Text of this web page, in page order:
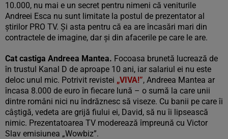
10.000, nu mai e un secret pentru nimeni că veniturile
Andreei Esca nu sunt limitate la postul de prezentator al
știrilor PRO TV. Și asta pentru că ea are încasări mari din
contractele de imagine, dar și din afacerile pe care le are.
Cat castiga Andreea Mantea. Focoasa brunetă lucrează de
în trustul Kanal D de aproape 10 ani, iar salariul ei nu este
deloc unul mic. Potrivit revistei „VIVA!”, Andreea Mantea ar
încasa 8.000 de euro în fiecare lună – o sumă la care unii
dintre români nici nu îndrăznesc să viseze. Cu banii pe care îi
câștigă, vedeta are grijă fiului ei, David, să nu îi lipsească
nimic. Prezentatoarea TV moderează împreună cu Victor
Slav emisiunea „Wowbiz”.